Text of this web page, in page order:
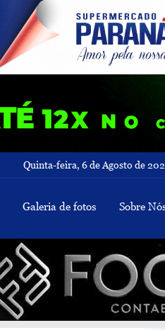
Quinta-feira, 6 de Agosto de
Galeria de fotos Sobre